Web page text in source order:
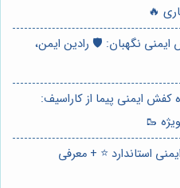
🔥
نگهبان: 🛡️ رادین ایمن،
کفش ایمنی پیما از کاراسیف:
🥾
استاندارد ⭐️ + معرفی